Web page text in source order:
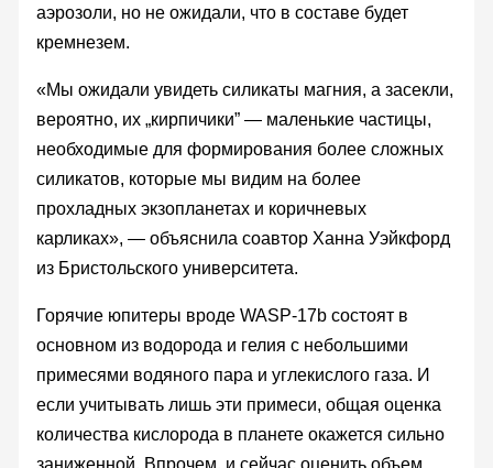
аэрозоли, но не ожидали, что в составе будет
кремнезем.
«Мы ожидали увидеть силикаты магния, а засекли,
вероятно, их „кирпичики” — маленькие частицы,
необходимые для формирования более сложных
силикатов, которые мы видим на более
прохладных экзопланетах и коричневых
карликах», — объяснила соавтор Ханна Уэйкфорд
из Бристольского университета.
Горячие юпитеры вроде WASP-17b состоят в
основном из водорода и гелия с небольшими
примесями водяного пара и углекислого газа. И
если учитывать лишь эти примеси, общая оценка
количества кислорода в планете окажется сильно
заниженной. Впрочем, и сейчас оценить объем